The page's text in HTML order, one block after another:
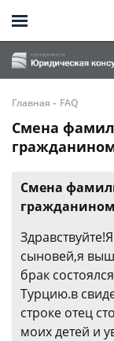
Главная - FAQ
Смена
Смена
сыновей,я
брак
Турцию.в
строке отец
моих детей и